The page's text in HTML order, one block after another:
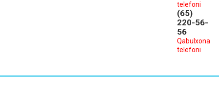
telefoni
(65)
220-56-
56
Qabulxona
telefoni